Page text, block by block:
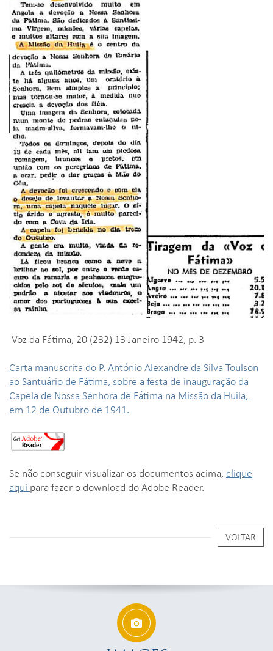
Voz da Fátima, 20 (232) 13 Janeiro 1942, p. 3
Carta manuscrita do P. António Alexandre da Silva Toulson
ao Santuário de Fátima, sobre a festa de inauguração da
Capela de Nossa Senhora de Fátima na Missão da Huila,
em 12 de Outubro de 1941.
Se não conseguir visualizar os documentos acima, clique
aqui para fazer o download do Adobe Reader.
VOLTAR